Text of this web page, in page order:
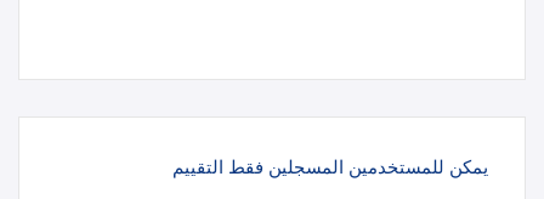
يمكن للمستخدمين المسجلين فقط التقييم